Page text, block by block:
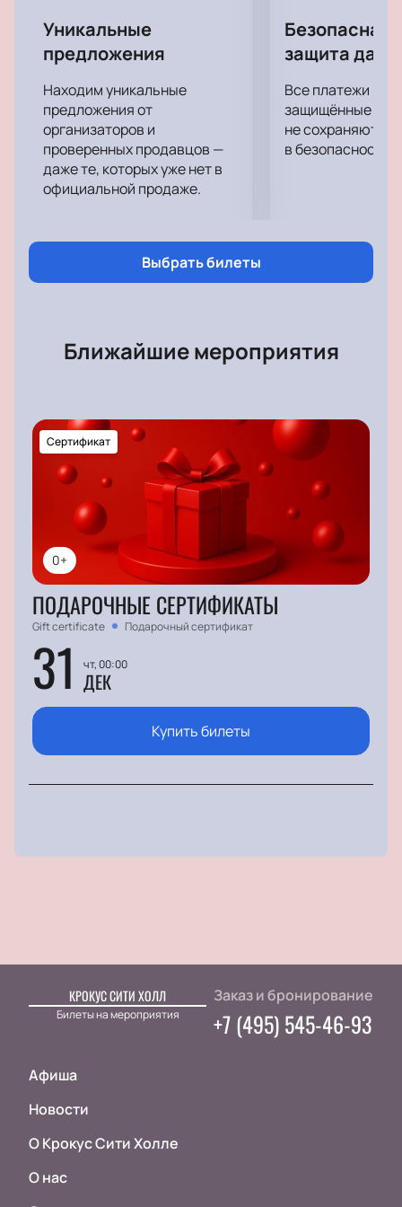
Уникальные
предложения
Находим уникальные
предложения от
организаторов и
проверенных продавцов —
даже те, которых уже нет в
официальной продаже.
Безопасная
защита
Все платежи
защищённые
не сохраняются
в безопасности.
Выбрать билеты
Ближайшие мероприятия
0+
Сертификат
ПОДАРОЧНЫЕ СЕРТИФИКАТЫ
Gift certificate Подарочный сертификат
31 чт, 00:00
ДЕК
Купить билеты
КРОКУС СИТИ ХОЛЛ
Билеты на мероприятия
Афиша
Новости
О Крокус Сити Холле
О нас
Заказ и бронирование
+7 (495) 545-46-93